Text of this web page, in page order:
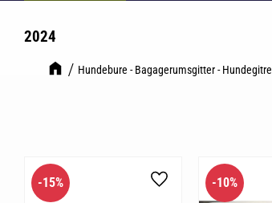
2024
Hundebure - Bagagerumsgitter - Hundegitre
15% Gem som favorit
10%